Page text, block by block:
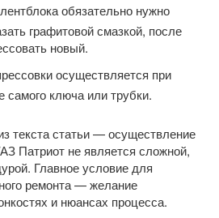
обязательно нужно
графитовой смазкой, после
новый.
осуществляется при
самого ключа или трубки.
текста статьи — осуществление
Патриот не является сложной,
Главное условие для
ремонта — желание
и нюансах процесса.